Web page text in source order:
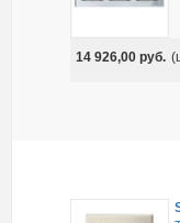
14 926,00руб.